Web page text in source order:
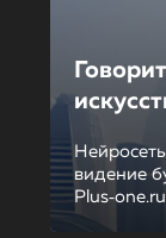
видение
Plus‑one.ru